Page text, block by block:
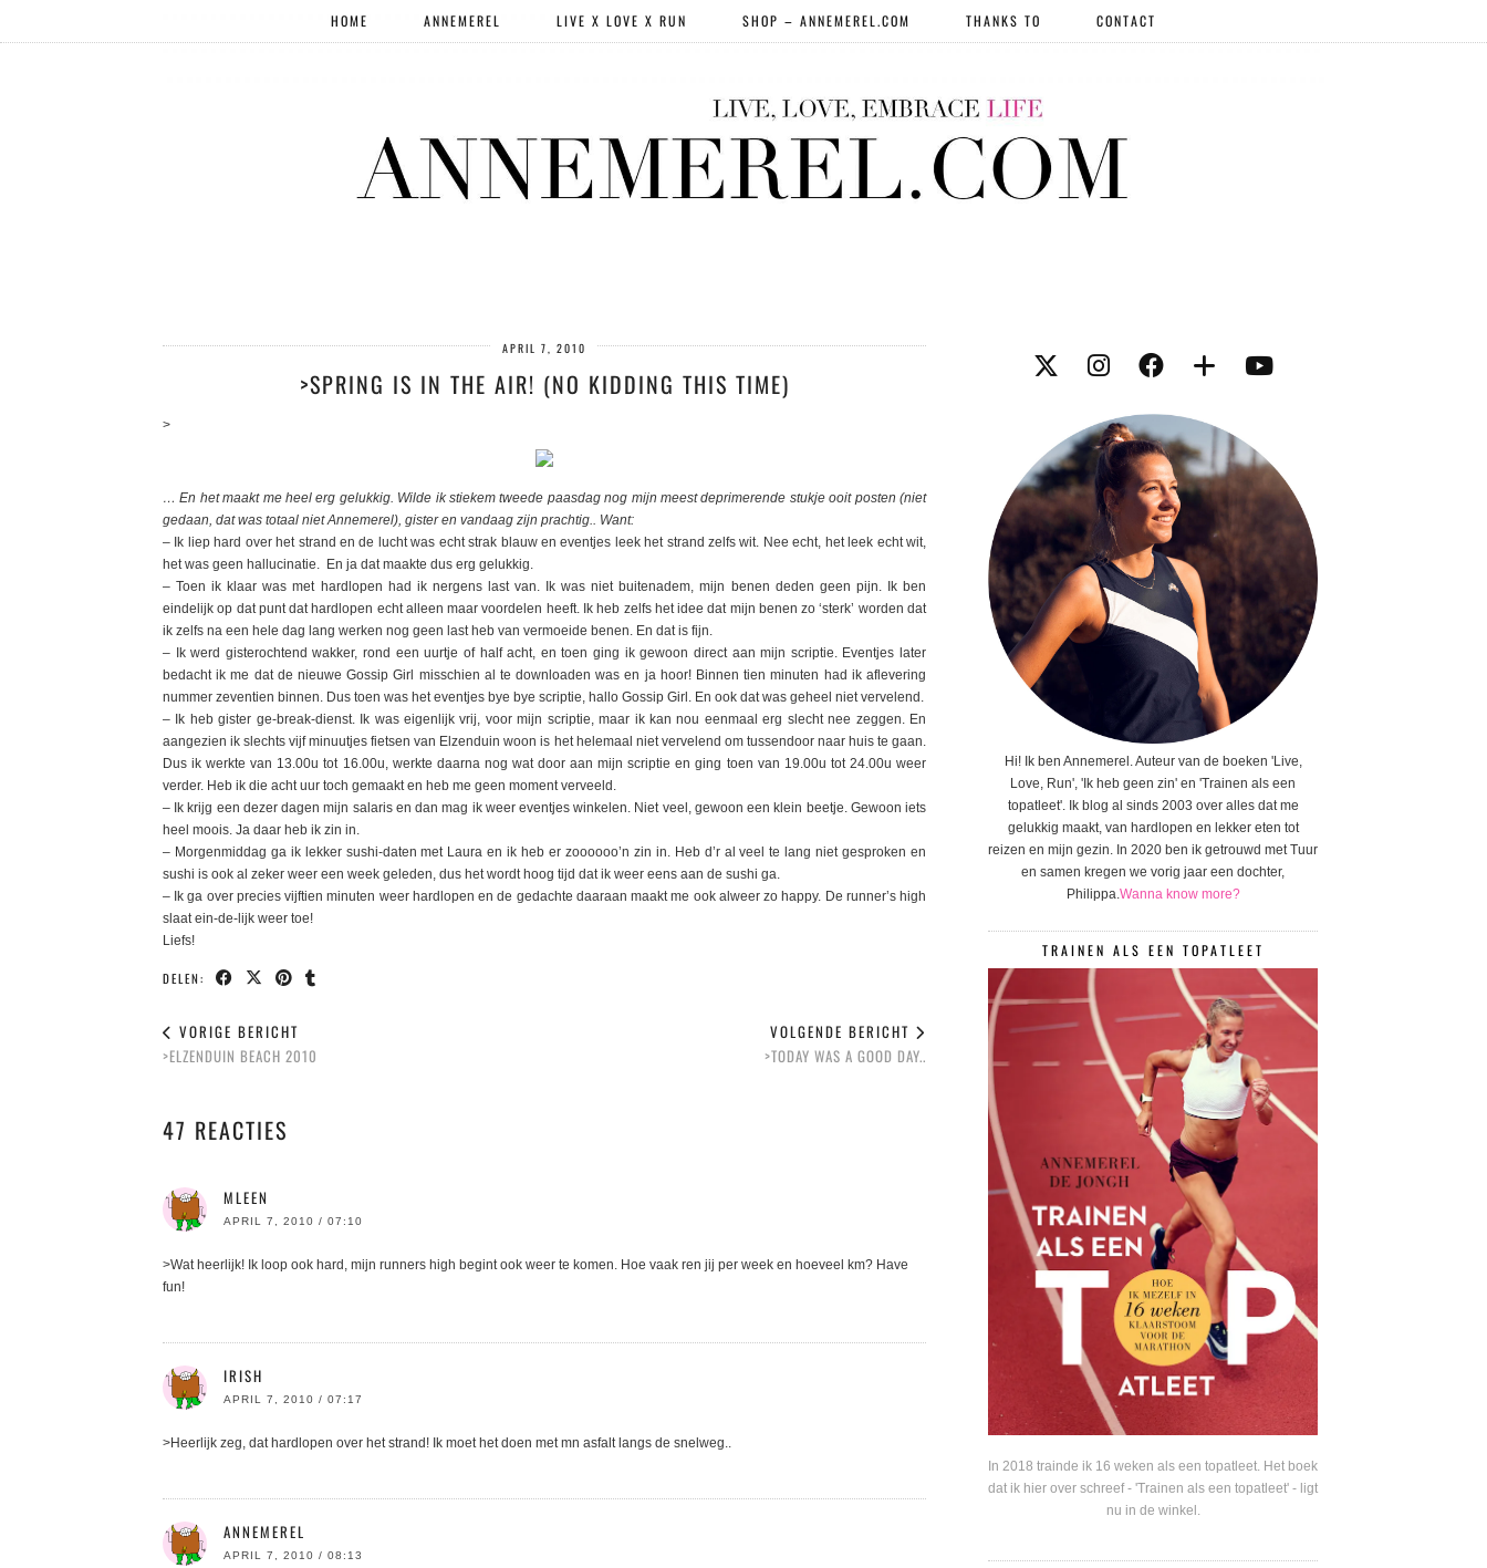
HOME ANNEMEREL LIVE X LOVE X RUN SHOP – ANNEMEREL.COM THANKS TO CONTACT
APRIL 7, 2010
>SPRING IS IN THE AIR! (NO KIDDING THIS TIME)
>
… En het maakt me heel erg gelukkig. Wilde ik stiekem tweede paasdag nog mijn meest deprimerende stukje ooit posten (niet
gedaan, dat was totaal niet Annemerel), gister en vandaag zijn prachtig.. Want:
– Ik liep hard over het strand en de lucht was echt strak blauw en eventjes leek het strand zelfs wit. Nee echt, het leek echt wit,
het was geen hallucinatie. En ja dat maakte dus erg gelukkig.
– Toen ik klaar was met hardlopen had ik nergens last van. Ik was niet buitenadem, mijn benen deden geen pijn. Ik ben
eindelijk op dat punt dat hardlopen echt alleen maar voordelen heeft. Ik heb zelfs het idee dat mijn benen zo ‘sterk’ worden dat
ik zelfs na een hele dag lang werken nog geen last heb van vermoeide benen. En dat is fijn.
– Ik werd gisterochtend wakker, rond een uurtje of half acht, en toen ging ik gewoon direct aan mijn scriptie. Eventjes later
bedacht ik me dat de nieuwe Gossip Girl misschien al te downloaden was en ja hoor! Binnen tien minuten had ik aflevering
nummer zeventien binnen. Dus toen was het eventjes bye bye scriptie, hallo Gossip Girl. En ook dat was geheel niet vervelend.
– Ik heb gister ge-break-dienst. Ik was eigenlijk vrij, voor mijn scriptie, maar ik kan nou eenmaal erg slecht nee zeggen. En
aangezien ik slechts vijf minuutjes fietsen van Elzenduin woon is het helemaal niet vervelend om tussendoor naar huis te gaan.
Dus ik werkte van 13.00u tot 16.00u, werkte daarna nog wat door aan mijn scriptie en ging toen van 19.00u tot 24.00u weer
verder. Heb ik die acht uur toch gemaakt en heb me geen moment verveeld.
– Ik krijg een dezer dagen mijn salaris en dan mag ik weer eventjes winkelen. Niet veel, gewoon een klein beetje. Gewoon iets
heel moois. Ja daar heb ik zin in.
– Morgenmiddag ga ik lekker sushi-daten met Laura en ik heb er zoooooo’n zin in. Heb d’r al veel te lang niet gesproken en
sushi is ook al zeker weer een week geleden, dus het wordt hoog tijd dat ik weer eens aan de sushi ga.
– Ik ga over precies vijftien minuten weer hardlopen en de gedachte daaraan maakt me ook alweer zo happy. De runner’s high
slaat ein-de-lijk weer toe!
Liefs!
DELEN:
VORIGE BERICHT
>ELZENDUIN BEACH 2010
VOLGENDE BERICHT
>TODAY WAS A GOOD DAY..
47 REACTIES
MLEEN
APRIL 7, 2010 / 07:10
>Wat heerlijk! Ik loop ook hard, mijn runners high begint ook weer te komen. Hoe vaak ren jij per week en hoeveel km? Have
fun!
IRISH
APRIL 7, 2010 / 07:17
>Heerlijk zeg, dat hardlopen over het strand! Ik moet het doen met mn asfalt langs de snelweg..
ANNEMEREL
APRIL 7, 2010 / 08:13
Hi! Ik ben Annemerel. Auteur van de boeken 'Live,
Love, Run', 'Ik heb geen zin' en 'Trainen als een
topatleet'. Ik blog al sinds 2003 over alles dat me
gelukkig maakt, van hardlopen en lekker eten tot
reizen en mijn gezin. In 2020 ben ik getrouwd met Tuur
en samen kregen we vorig jaar een dochter,
Philippa.Wanna know more?
TRAINEN ALS EEN TOPATLEET
In 2018 trainde ik 16 weken als een topatleet. Het boek
dat ik hier over schreef - 'Trainen als een topatleet' - ligt
nu in de winkel.